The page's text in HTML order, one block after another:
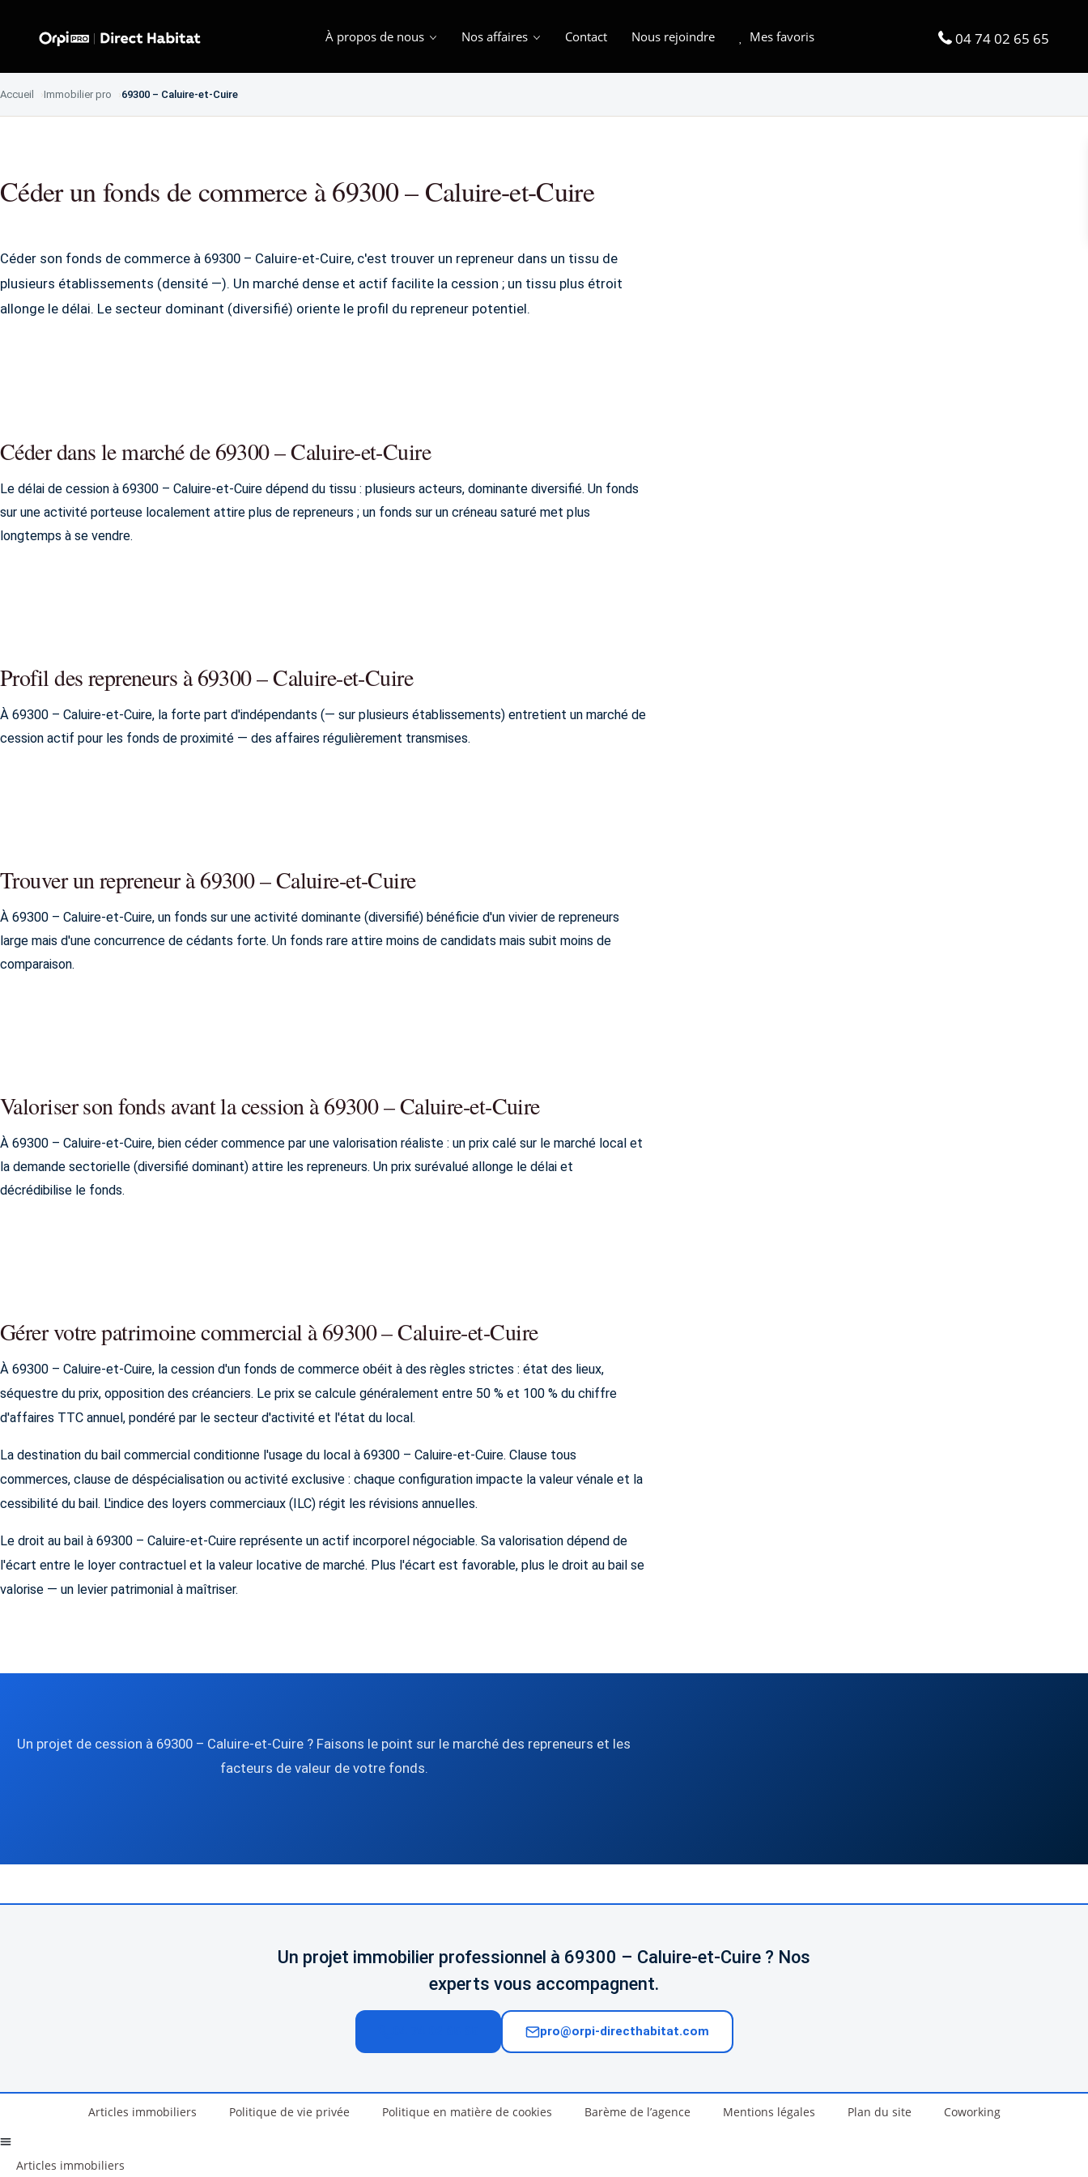
À propos de nous Nos affaires Contact Nous rejoindre Mes favoris 04 74 02 65 65
Accueil Immobilier pro 69300 – Caluire-et-Cuire
Céder un fonds de commerce à 69300 – Caluire-et-Cuire
Céder son fonds de commerce à 69300 – Caluire-et-Cuire, c'est trouver un repreneur dans un tissu de
plusieurs établissements (densité —). Un marché dense et actif facilite la cession ; un tissu plus étroit
allonge le délai. Le secteur dominant (diversifié) oriente le profil du repreneur potentiel.
Céder dans le marché de 69300 – Caluire-et-Cuire
Le délai de cession à 69300 – Caluire-et-Cuire dépend du tissu : plusieurs acteurs, dominante diversifié. Un fonds
sur une activité porteuse localement attire plus de repreneurs ; un fonds sur un créneau saturé met plus
longtemps à se vendre.
Profil des repreneurs à 69300 – Caluire-et-Cuire
À 69300 – Caluire-et-Cuire, la forte part d'indépendants (— sur plusieurs établissements) entretient un marché de
cession actif pour les fonds de proximité — des affaires régulièrement transmises.
Trouver un repreneur à 69300 – Caluire-et-Cuire
À 69300 – Caluire-et-Cuire, un fonds sur une activité dominante (diversifié) bénéficie d'un vivier de repreneurs
large mais d'une concurrence de cédants forte. Un fonds rare attire moins de candidats mais subit moins de
comparaison.
Valoriser son fonds avant la cession à 69300 – Caluire-et-Cuire
À 69300 – Caluire-et-Cuire, bien céder commence par une valorisation réaliste : un prix calé sur le marché local et
la demande sectorielle (diversifié dominant) attire les repreneurs. Un prix surévalué allonge le délai et
décrédibilise le fonds.
Gérer votre patrimoine commercial à 69300 – Caluire-et-Cuire
À 69300 – Caluire-et-Cuire, la cession d'un fonds de commerce obéit à des règles strictes : état des lieux,
séquestre du prix, opposition des créanciers. Le prix se calcule généralement entre 50 % et 100 % du chiffre
d'affaires TTC annuel, pondéré par le secteur d'activité et l'état du local.
La destination du bail commercial conditionne l'usage du local à 69300 – Caluire-et-Cuire. Clause tous
commerces, clause de déspécialisation ou activité exclusive : chaque configuration impacte la valeur vénale et la
cessibilité du bail. L'indice des loyers commerciaux (ILC) régit les révisions annuelles.
Le droit au bail à 69300 – Caluire-et-Cuire représente un actif incorporel négociable. Sa valorisation dépend de
l'écart entre le loyer contractuel et la valeur locative de marché. Plus l'écart est favorable, plus le droit au bail se
valorise — un levier patrimonial à maîtriser.
Un projet de cession à 69300 – Caluire-et-Cuire ? Faisons le point sur le marché des repreneurs et les
facteurs de valeur de votre fonds.
Un projet immobilier professionnel à 69300 – Caluire-et-Cuire ? Nos
experts vous accompagnent.
pro@orpi-directhabitat.com
Articles immobiliers Politique de vie privée Politique en matière de cookies Barème de l’agence Mentions légales Plan du site Coworking
Articles immobiliers